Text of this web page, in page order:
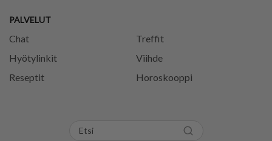
PALVELUT
Chat
Treffit
Hyötylinkit
Viihde
Reseptit
Horoskooppi